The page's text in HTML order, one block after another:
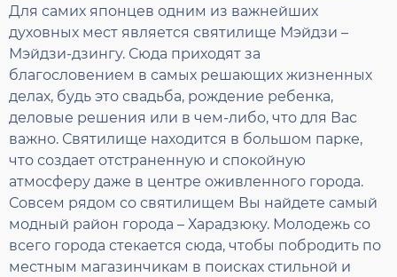
Для самих японцев одним из важнейших
духовных мест является святилище Мэйдзи –
Мэйдзи-дзингу. Сюда приходят за
благословением в самых решающих жизненных
делах, будь это свадьба, рождение ребенка,
деловые решения или в чем-либо, что для Вас
важно. Святилище находится в большом парке,
что создает отстраненную и спокойную
атмосферу даже в центре оживленного города.
Совсем рядом со святилищем Вы найдете самый
модный район города – Харадзюку. Молодежь со
всего города стекается сюда, чтобы побродить по
местным магазинчикам в поисках стильной и